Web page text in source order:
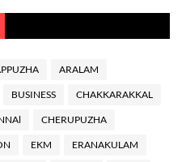
ARALAM
BUSINESS CHAKKARAKKAL
CHERUPUZHA
EKM ERANAKULAM